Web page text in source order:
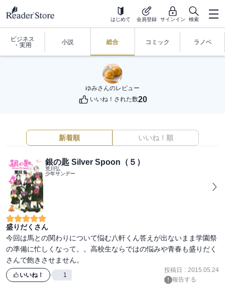
はじめて 会員登録 サインイン 検索
ビジネス
・実用
小説 総合 コミック ラノベ
ゆみさんのレビュー
いいね！された数20
新着順 いいね！順
銀の匙 Silver Spoon（５）
荒川弘
少年サンデー
盛りだくさん
今回は馬との関わりについて悩む八軒くん答えが出ないまま学園祭
の準備に忙しくなって。。高校生ならではの悩みや青春も盛りだく
いいね！ 1
投稿日 : 2015.05.24
報告する